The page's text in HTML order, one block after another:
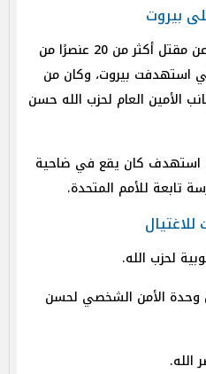
بيروت
أعلن جيش الدفاع الإسرائيلي عن مقتل أكثر من 20 عنصرًا من
استهدفت بيروت، وكان من
الأمين العام لحزب الله حسن
استهدف كان يقع في ضاحية
تابعة للأمم المتحدة.
لحزب الله.
وحدة الأمن الشخصي لحسن